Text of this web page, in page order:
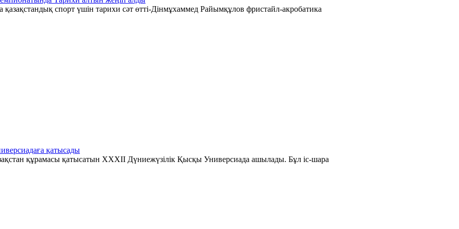
спорт үшін тарихи сәт өтті-Дінмұхаммед Райымқұлов фристайл-акробатика
қатысады
құрамасы қатысатын XXXII Дүниежүзілік Қысқы Универсиада ашылады. Бұл іс-шара